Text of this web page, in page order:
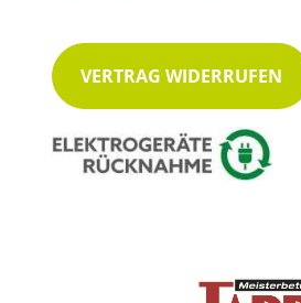
VERTRAG WIDERRUFEN